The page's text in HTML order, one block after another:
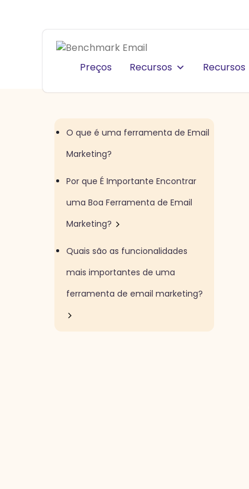
Preços Recursos Recursos
O que é uma ferramenta de Email
Marketing?
Por que É Importante Encontrar
uma Boa Ferramenta de Email
Marketing?
Quais são as funcionalidades
mais importantes de uma
ferramenta de email marketing?